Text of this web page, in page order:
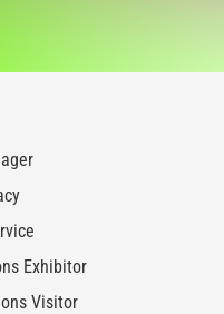
Exhibitor
Visitor